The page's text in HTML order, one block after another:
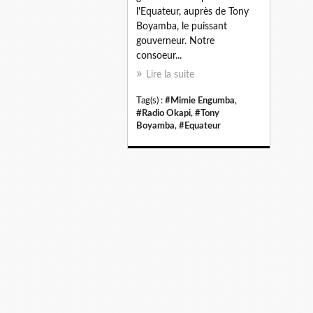
l'Equateur, auprès de Tony
Boyamba, le puissant
gouverneur. Notre
consoeur...
Lire la suite
Tag(s) : #Mimie Engumba,
#Radio Okapi, #Tony
Boyamba, #Equateur